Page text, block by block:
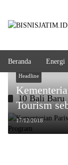
konten
Beranda Energi
10 Bali Baru
Headline
Tourism
17/12/2018